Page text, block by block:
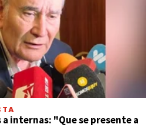
internas: "Que se presente a